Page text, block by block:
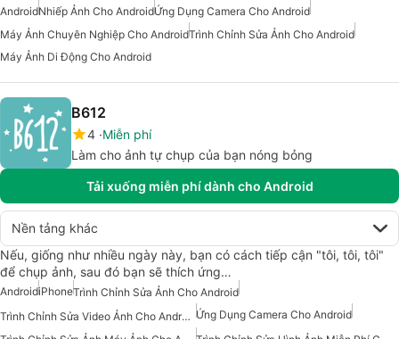
AndroidNhiếp Ảnh Cho AndroidỨng Dụng Camera Cho Android
Máy Ảnh Chuyên Nghiệp Cho AndroidTrình Chỉnh Sửa Ảnh Cho Android
Máy Ảnh Di Động Cho Android
B612
4 Miễn phí
Làm cho ảnh tự chụp của bạn nóng bỏng
Tải xuống miễn phí dành cho Android
Nền tảng khác
Nếu, giống như nhiều ngày này, bạn có cách tiếp cận "tôi, tôi, tôi"
để chụp ảnh, sau đó bạn sẽ thích ứng…
AndroidiPhoneTrình Chỉnh Sửa Ảnh Cho Android
Trình Chỉnh Sửa Video Ảnh Cho Android Ứng Dụng Camera Cho Android